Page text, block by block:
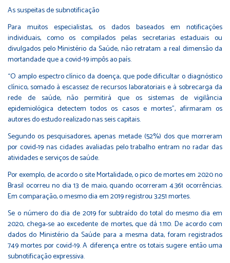
As suspeitas de subnotificação
Para muitos especialistas, os dados baseados em notificações
individuais, como os compilados pelas secretarias estaduais ou
divulgados pelo Ministério da Saúde, não retratam a real dimensão da
mortandade que a covid-19 impôs ao país.
“O amplo espectro clínico da doença, que pode dificultar o diagnóstico
clínico, somado à escassez de recursos laboratoriais e à sobrecarga da
rede de saúde, não permitirá que os sistemas de vigilância
epidemiológica detectem todos os casos e mortes”, afirmaram os
autores do estudo realizado nas seis capitais.
Segundo os pesquisadores, apenas metade (52%) dos que morreram
por covid-19 nas cidades avaliadas pelo trabalho entram no radar das
atividades e serviços de saúde.
Por exemplo, de acordo o site Mortalidade, o pico de mortes em 2020 no
Brasil ocorreu no dia 13 de maio, quando ocorreram 4.361 ocorrências.
Em comparação, o mesmo dia em 2019 registrou 3.251 mortes.
Se o número do dia de 2019 for subtraído do total do mesmo dia em
2020, chega-se ao excedente de mortes, que dá 1.110. De acordo com
dados do Ministério da Saúde para a mesma data, foram registrados
749 mortes por covid-19. A diferença entre os totais sugere então uma
subnotificação expressiva.